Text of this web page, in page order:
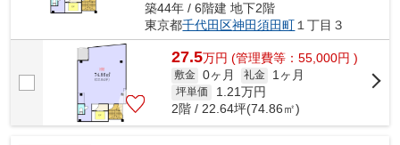
築44年 / 6階建 地下2階
東京都千代田区神田須田町 １丁目３
27.5万円 (管理費等：55,000円 )
敷金 0ヶ月 礼金 1ヶ月
坪単価 1.21万円
2階 / 22.64坪(74.86㎡)